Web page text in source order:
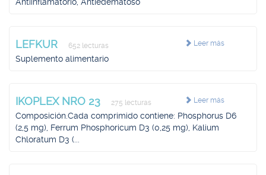
Leer más
LEFKUR 652 lecturas
Suplemento alimentario
Leer más
IKOPLEX NRO 23 275 lecturas
Composición.Cada comprimido contiene: Phosphorus D6
(2,5 mg), Ferrum Phosphoricum D3 (0,25 mg), Kalium
Chloratum D3 (...